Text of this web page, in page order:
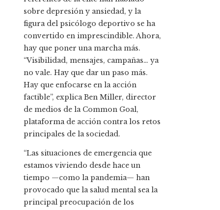
sobre depresión y ansiedad, y la
figura del psicólogo deportivo se ha
convertido en imprescindible. Ahora,
hay que poner una marcha más.
“Visibilidad, mensajes, campañas… ya
no vale. Hay que dar un paso más.
Hay que enfocarse en la acción
factible”, explica Ben Miller, director
de medios de la Common Goal,
plataforma de acción contra los retos
principales de la sociedad.
“Las situaciones de emergencia que
estamos viviendo desde hace un
tiempo —como la pandemia— han
provocado que la salud mental sea la
principal preocupación de los